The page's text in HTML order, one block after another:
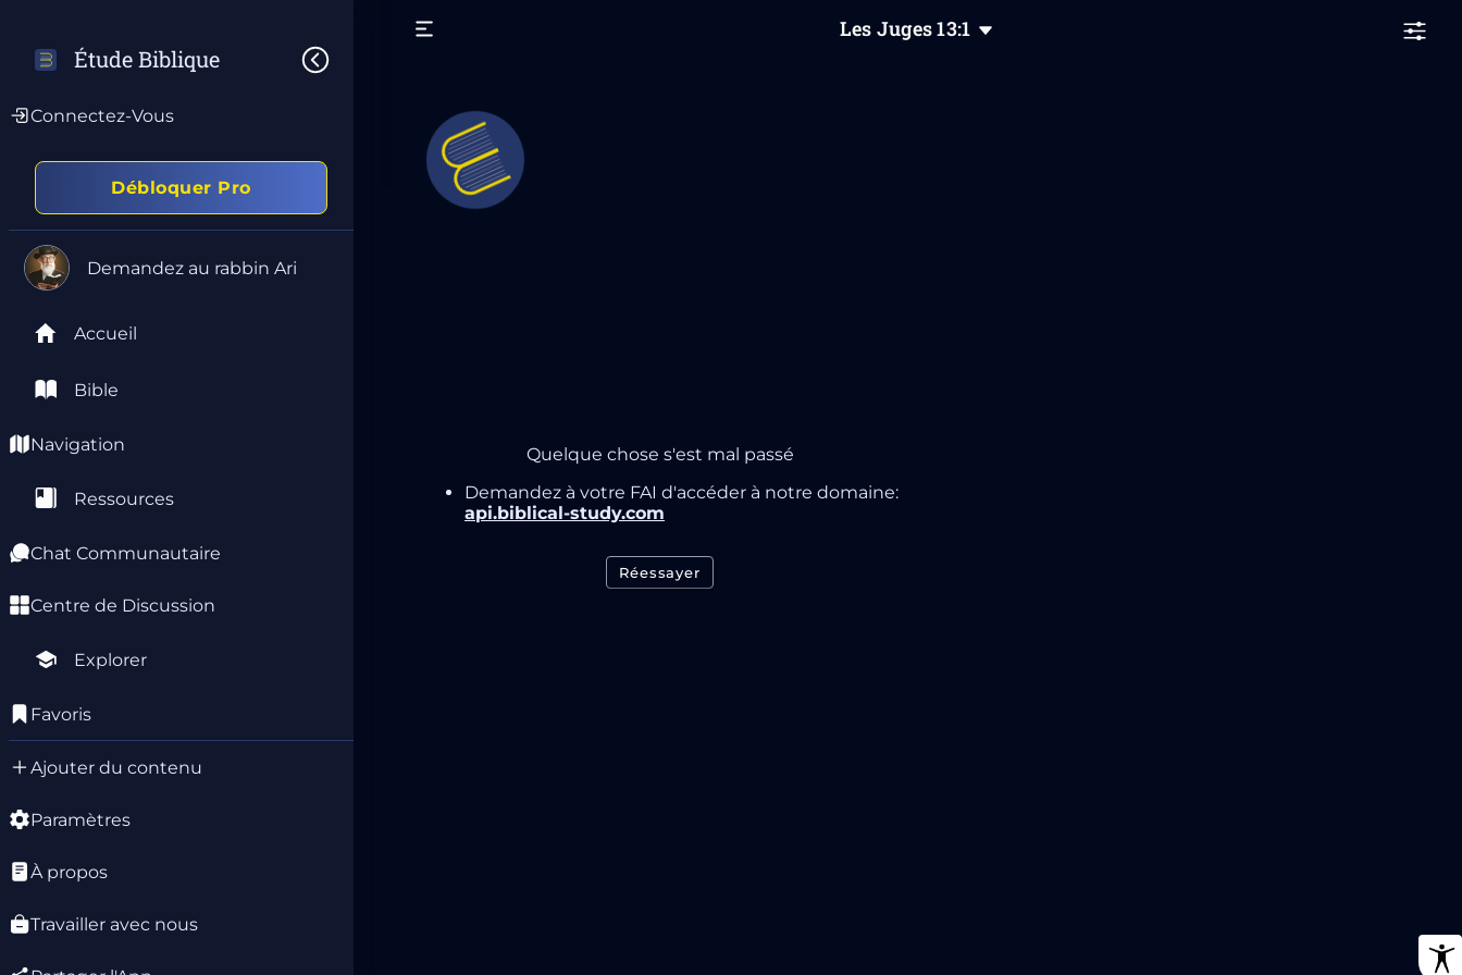
Étude Biblique
Connectez-Vous
Débloquer Pro
Demandez au rabbin Ari
Accueil
Bible
Navigation
Ressources
Chat Communautaire
Centre de Discussion
Explorer
Favoris
Ajouter du contenu
Paramètres
À propos
Travailler avec nous
Les Juges13:1
Quelque chose s'est mal passé
Demandez à votre FAI d'accéder à notre domaine:
api.biblical-study.com
Réessayer